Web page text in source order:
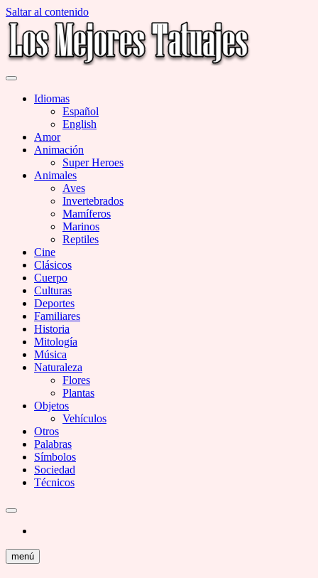
Saltar al contenido
Miles de Imágenes de Tatuajes en Galerías
Idiomas
Español
English
Amor
Animación
Super Heroes
Animales
Aves
Invertebrados
Mamíferos
Marinos
Reptiles
Cine
Clásicos
Cuerpo
Culturas
Deportes
Familiares
Historia
Mitología
Música
Naturaleza
Flores
Plantas
Objetos
Vehículos
Otros
Palabras
Símbolos
Sociedad
Técnicos
menú